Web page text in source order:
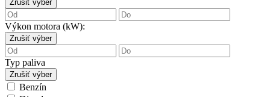
Zrušiť výber
Výkon motora (kW):
Zrušiť výber
Typ paliva
Zrušiť výber
Benzín